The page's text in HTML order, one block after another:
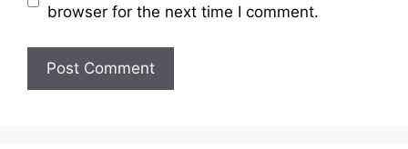
browser for the next time I comment.